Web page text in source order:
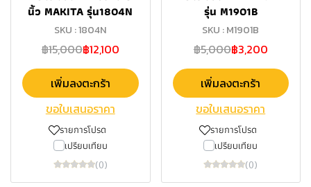
นิ้ว MAKITA รุ่น1804N
SKU : 1804N
฿15,000฿12,100
เพิ่มลงตะกร้า
ขอใบเสนอราคา
รายการโปรด
เปรียบเทียบ
(0)
รุ่น M1901B
SKU : M1901B
฿5,000฿3,200
เพิ่มลงตะกร้า
ขอใบเสนอราคา
รายการโปรด
เปรียบเทียบ
(0)